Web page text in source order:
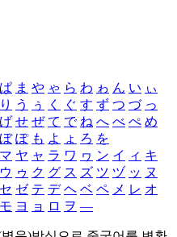
ぱ ま や ゃ ら わ ゎ ん い ぃ
り う ぅ く ぐ す ず つ づ っ
げ せ ぜ て で ね へ べ ぺ め
ぼ ぽ も よ ょ ろ を
マ ヤ ャ ラ ワ ヮ ン イ ィ キ
ウ ゥ ク グ ス ズ ツ ヅ ッ ヌ
セ ゼ テ デ ヘ ベ ペ メ レ オ
モ ヨ ョ ロ ヲ ―